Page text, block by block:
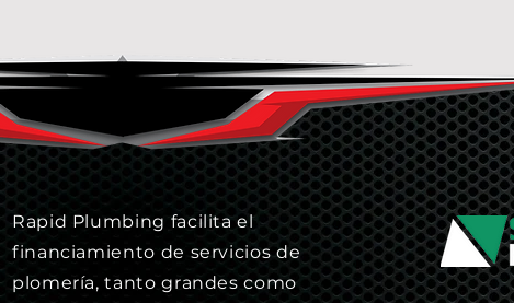
Rapid Plumbing facilita el
financiamiento de servicios de
plomería, tanto grandes como